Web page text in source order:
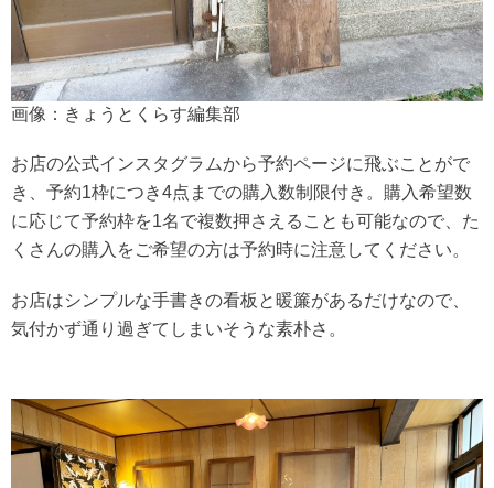
画像：きょうとくらす編集部
お店の公式インスタグラムから予約ページに飛ぶことがで
き、予約1枠につき4点までの購入数制限付き。購入希望数
に応じて予約枠を1名で複数押さえることも可能なので、た
くさんの購入をご希望の方は予約時に注意してください。
お店はシンプルな手書きの看板と暖簾があるだけなので、
気付かず通り過ぎてしまいそうな素朴さ。